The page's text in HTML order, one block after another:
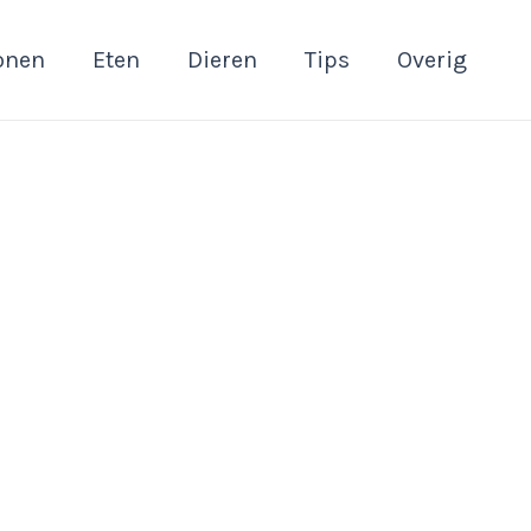
Eten Dieren Tips Overig